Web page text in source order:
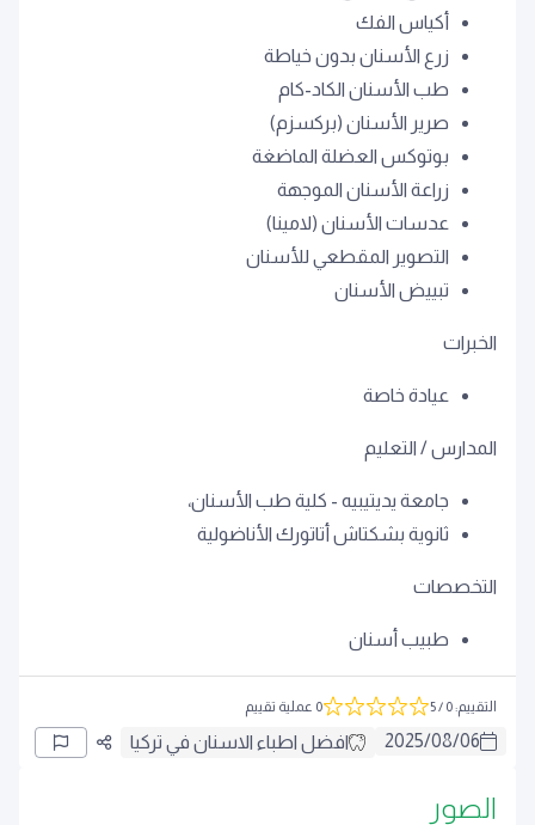
أكياس الفك
زرع الأسنان بدون خياطة
طب الأسنان الكاد-كام
صرير الأسنان (بركسزم)
بوتوكس العضلة الماضغة
زراعة الأسنان الموجهة
عدسات الأسنان (لامينا)
التصوير المقطعي للأسنان
تبييض الأسنان
الخبرات
عيادة خاصة
المدارس / التعليم
جامعة يديتيبيه - كلية طب الأسنان،
ثانوية بشكتاش أتاتورك الأناضولية
التخصصات
طبيب أسنان
التقييم:
0
/ 5 0 عملية تقييم
2025/08/06 افضل اطباء الاسنان في تركيا
الصور